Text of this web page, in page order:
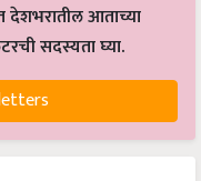
आताच्या
सदस्यता घ्या.